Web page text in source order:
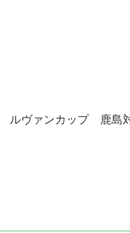
ルヴァンカップ 鹿島